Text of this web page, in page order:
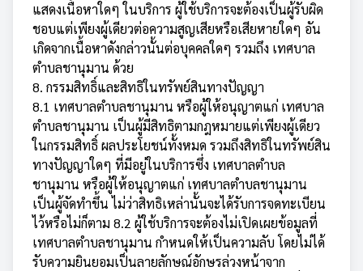
แสดงเนื้อหาใดๆ ในบริการ ผู้ใช้บริการจะต้องเป็นผู้รับผิด
ชอบแต่เพียงผู้เดียวต่อความสูญเสียหรือเสียหายใดๆ อัน
เกิดจากเนื้อหาดังกล่าวนั้นต่อบุคคลใดๆ รวมถึง เทศบาล
ตำบลชานุมาน ด้วย
8. กรรมสิทธิ์และสิทธิในทรัพย์สินทางปัญญา
8.1 เทศบาลตำบลชานุมาน หรือผู้ให้อนุญาตแก่ เทศบาล
ตำบลชานุมาน เป็นผู้มีสิทธิตามกฎหมายแต่เพียงผู้เดียว
ในกรรมสิทธิ์ ผลประโยชน์ทั้งหมด รวมถึงสิทธิในทรัพย์สิน
ทางปัญญาใดๆ ที่มีอยู่ในบริการซึ่ง เทศบาลตำบล
ชานุมาน หรือผู้ให้อนุญาตแก่ เทศบาลตำบลชานุมาน
เป็นผู้จัดทำขึ้น ไม่ว่าสิทธิเหล่านั้นจะได้รับการจดทะเบียน
ไว้หรือไม่ก็ตาม 8.2 ผู้ใช้บริการจะต้องไม่เปิดเผยข้อมูลที่
เทศบาลตำบลชานุมาน กำหนดให้เป็นความลับ โดยไม่ได้
รับความยินยอมเป็นลายลักษณ์อักษรล่วงหน้าจาก